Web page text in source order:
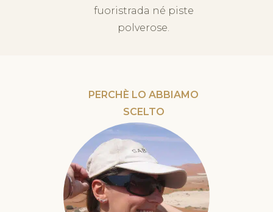
fuoristrada né piste
polverose.
PERCHÈ LO ABBIAMO
SCELTO